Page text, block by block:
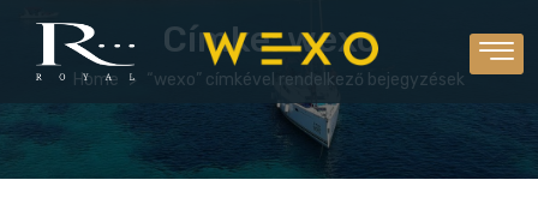
Címke:wexo
Home “wexo” címkével rendelkező bejegyzések